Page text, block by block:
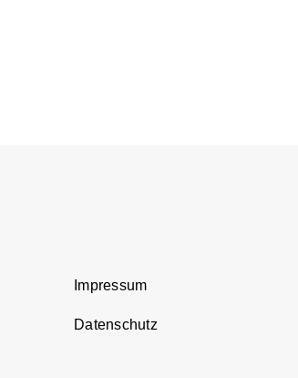
Impressum
Datenschutz